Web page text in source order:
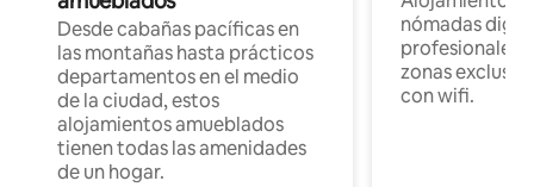
Desde cabañas pacíficas en
las montañas hasta prácticos
departamentos en el medio
de la ciudad, estos
alojamientos amueblados
tienen todas las amenidades
de un hogar.
nómadas
profesionales
zonas
con wifi.